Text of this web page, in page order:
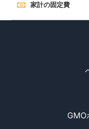
家計の固定費
GMO